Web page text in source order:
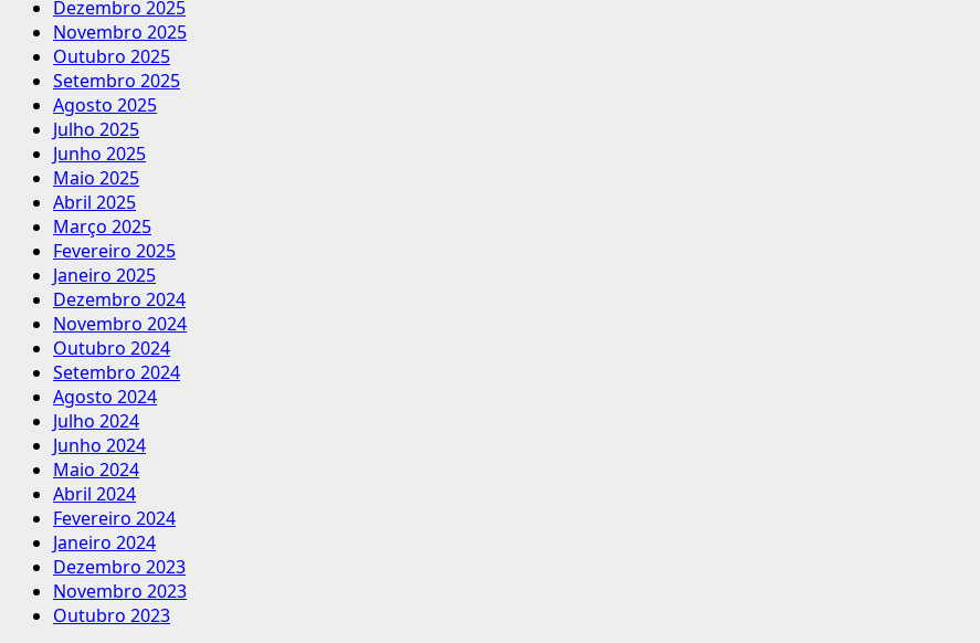
Dezembro 2025
Novembro 2025
Outubro 2025
Setembro 2025
Agosto 2025
Julho 2025
Junho 2025
Maio 2025
Abril 2025
Março 2025
Fevereiro 2025
Janeiro 2025
Dezembro 2024
Novembro 2024
Outubro 2024
Setembro 2024
Agosto 2024
Julho 2024
Junho 2024
Maio 2024
Abril 2024
Fevereiro 2024
Janeiro 2024
Dezembro 2023
Novembro 2023
Outubro 2023